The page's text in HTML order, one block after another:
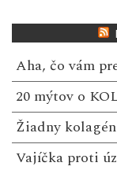
Aha, čo vám
20 mýtov o
Žiadny
Vajíčka proti